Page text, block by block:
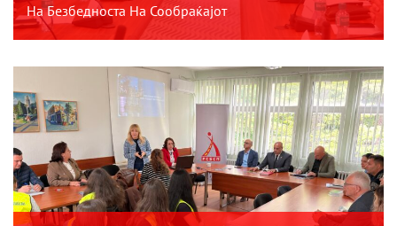
На Безбедноста На Сообраќајот